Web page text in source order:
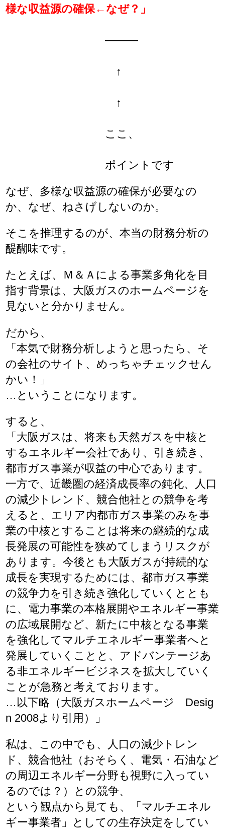
様な収益源の確保←なぜ？」
―――
↑
↑
ここ、
ポイントです
なぜ、多様な収益源の確保が必要なの
か、なぜ、ねさげしないのか。
そこを推理するのが、本当の財務分析の
醍醐味です。
たとえば、Ｍ＆Ａによる事業多角化を目
指す背景は、大阪ガスのホームページを
見ないと分かりません。
だから、
「本気で財務分析しようと思ったら、そ
の会社のサイト、めっちゃチェックせん
かい！」
…ということになります。
すると、
「大阪ガスは、将来も天然ガスを中核と
するエネルギー会社であり、引き続き、
都市ガス事業が収益の中心であります。
一方で、近畿圏の経済成長率の鈍化、人口
の減少トレンド、競合他社との競争を考
えると、エリア内都市ガス事業のみを事
業の中核とすることは将来の継続的な成
長発展の可能性を狭めてしまうリスクが
あります。今後とも大阪ガスが持続的な
成長を実現するためには、都市ガス事業
の競争力を引き続き強化していくととも
に、電力事業の本格展開やエネルギー事業
の広域展開など、新たに中核となる事業
を強化してマルチエネルギー事業者へと
発展していくことと、アドバンテージあ
る非エネルギービジネスを拡大していく
ことが急務と考えております。
…以下略（大阪ガスホームページ Desig
n 2008より引用）」
私は、この中でも、人口の減少トレン
ド、競合他社（おそらく、電気・石油など
の周辺エネルギー分野も視野に入ってい
るのでは？）との競争、
という観点から見ても、「マルチエネル
ギー事業者」としての生存決定をしてい